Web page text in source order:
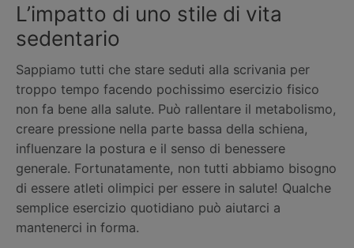
L’impatto di uno stile di vita
sedentario
Sappiamo tutti che stare seduti alla scrivania per
troppo tempo facendo pochissimo esercizio fisico
non fa bene alla salute. Può rallentare il metabolismo,
creare pressione nella parte bassa della schiena,
influenzare la postura e il senso di benessere
generale. Fortunatamente, non tutti abbiamo bisogno
di essere atleti olimpici per essere in salute! Qualche
semplice esercizio quotidiano può aiutarci a
mantenerci in forma.